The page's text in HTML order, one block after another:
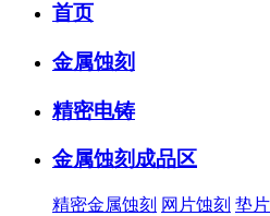
首页
金属蚀刻
精密电铸
金属蚀刻成品区
精密金属蚀刻 网片蚀刻 垫